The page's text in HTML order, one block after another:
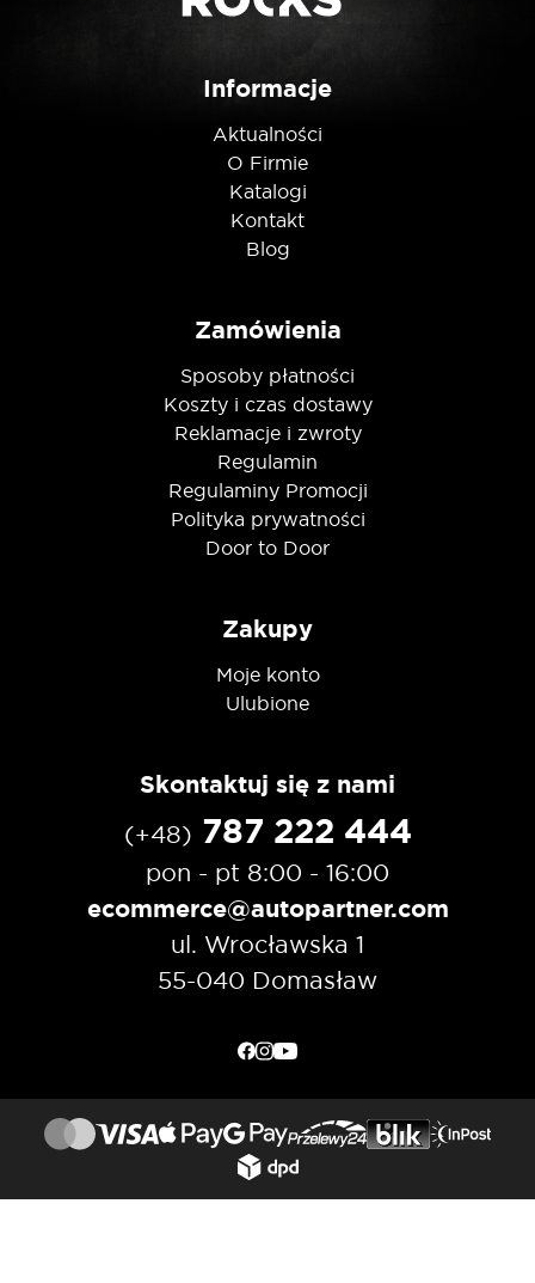
Nie jestem robotemInformacje
Aktualności
O Firmie
Katalogi
Kontakt
Blog
Zamówienia
Sposoby płatności
Koszty i czas dostawy
Reklamacje i zwroty
Regulamin
Regulaminy Promocji
Polityka prywatności
Door to Door
Zakupy
Moje konto
Ulubione
Skontaktuj się z nami
(+48) 787 222 444
pon - pt 8:00 - 16:00
ecommerce@autopartner.com
ul. Wrocławska 1
55-040 Domasław